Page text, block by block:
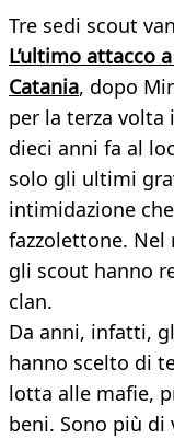
Tre sedi scout
L’ultimo attacco
Catania, dopo
per la terza volta
dieci anni fa al
solo gli ultimi
intimidazione
fazzolettone.
gli scout hanno
clan.
Da anni, infatti,
hanno scelto di
lotta alle mafie,
beni. Sono più di